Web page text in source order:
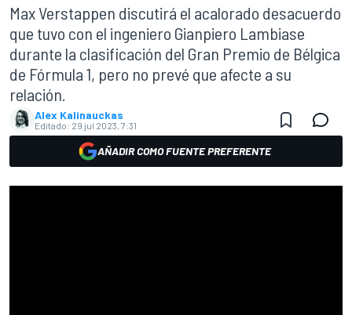
Max Verstappen discutirá el acalorado desacuerdo
que tuvo con el ingeniero Gianpiero Lambiase
durante la clasificación del Gran Premio de Bélgica
de Fórmula 1, pero no prevé que afecte a su
relación.
Alex Kalinauckas
Editado: 29 jul 2023, 7:31
AÑADIR COMO FUENTE PREFERENTE